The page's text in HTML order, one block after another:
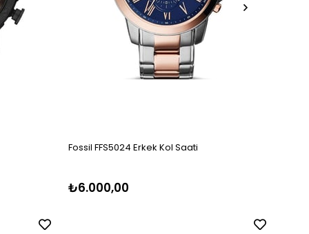
Fossil FFS5024 Erkek Kol Saati
₺6.000,00